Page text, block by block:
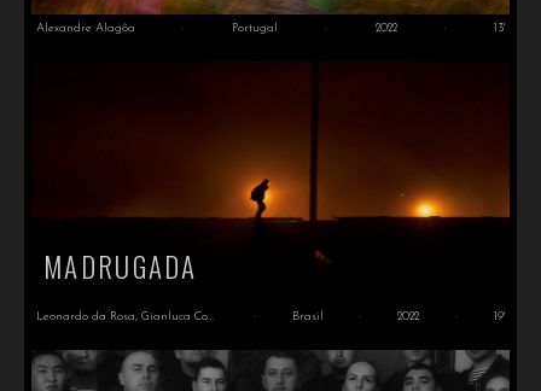
Alexandre Alagôa · Portugal · 2022 · 13'
MADRUGADA
Leonardo da Rosa, Gianluca Cozza · Brasil · 2022 · 19'